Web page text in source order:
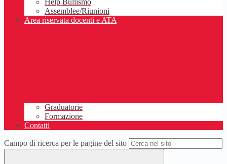
Help Bullismo
Assemblee/Riunioni
Area riservata docenti e ATA
Graduatorie
Formazione
Contatti
Campo di ricerca per le pagine del sito